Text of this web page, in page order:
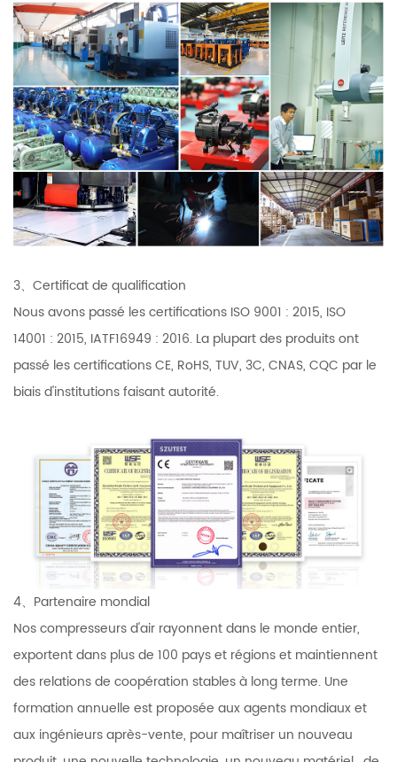
3、Certificat de qualification
Nous avons passé les certifications ISO 9001 : 2015, ISO
14001 : 2015, IATF16949 : 2016. La plupart des produits ont
passé les certifications CE, RoHS, TUV, 3C, CNAS, CQC par le
biais d'institutions faisant autorité.
4、Partenaire mondial
Nos compresseurs d'air rayonnent dans le monde entier,
exportent dans plus de 100 pays et régions et maintiennent
des relations de coopération stables à long terme. Une
formation annuelle est proposée aux agents mondiaux et
aux ingénieurs après-vente, pour maîtriser un nouveau